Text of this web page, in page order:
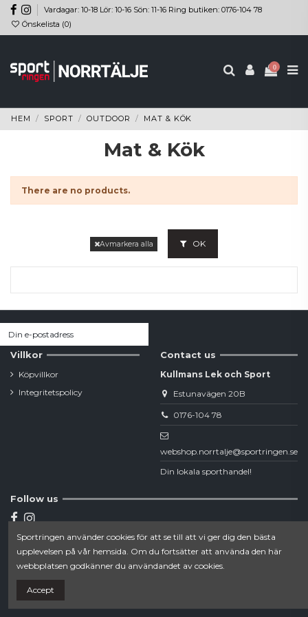
Vardagar: 10-18 Lör: 10-16 Sön: 11-16 Ring butiken: 0176-104 78
Önskelista (0)
0
HEM SPORT OUTDOOR MAT & KÖK
Mat & Kök
There are no products.
Avmarkera alla OK
Villkor
Köpvillkor
Integritetspolicy
Contact us
Kullmans Lek och Sport
Estunavägen 20B
0176-104 78
webshop.norrtalje@sportringen.se
Din lokala sporthandel!
Follow us
Newsletter
Sportringen använder cookies för att se till att vi ger dig den bästa
upplevelsen på vår hemsida. Om du fortsätter att använda den här
webbplatsen godkänner du användandet av cookies.
Accept